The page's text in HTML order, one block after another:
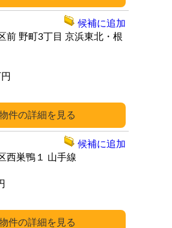
詳細
前 野町3丁目 京浜東北・根
候補に追加
詳細
西巣鴨１ 山手線
候補に追加